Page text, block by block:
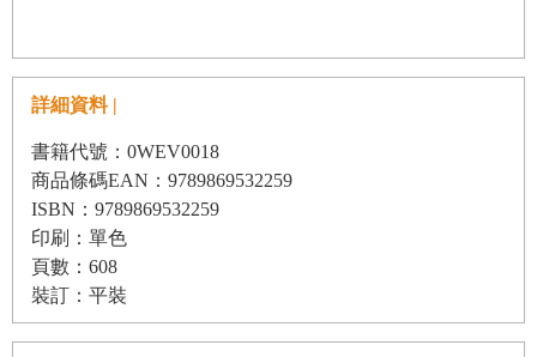
詳細資料 |
書籍代號：0WEV0018
商品條碼EAN：9789869532259
ISBN：9789869532259
印刷：單色
頁數：608
裝訂：平裝